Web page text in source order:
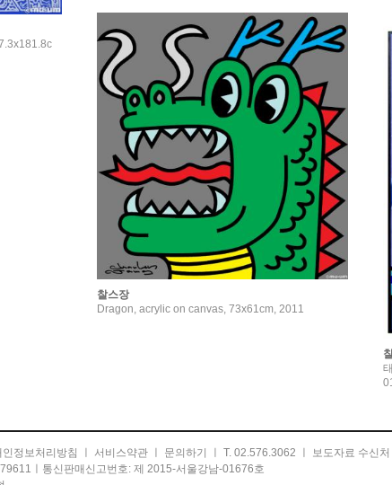
찰스장
Dragon, acrylic on canvas, 73x61cm, 2011
인정보처리방침 서비스약관 문의하기 ㅣ T. 02.576.3062 ㅣ 보도자료 수신처
ㅣ통신판매신고번호: 제 2015-서울강남-01676호